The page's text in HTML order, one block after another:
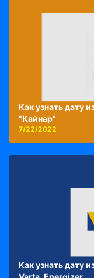
Как узнать дату
"Кайнар"
7/22/2022
Как узнать дату